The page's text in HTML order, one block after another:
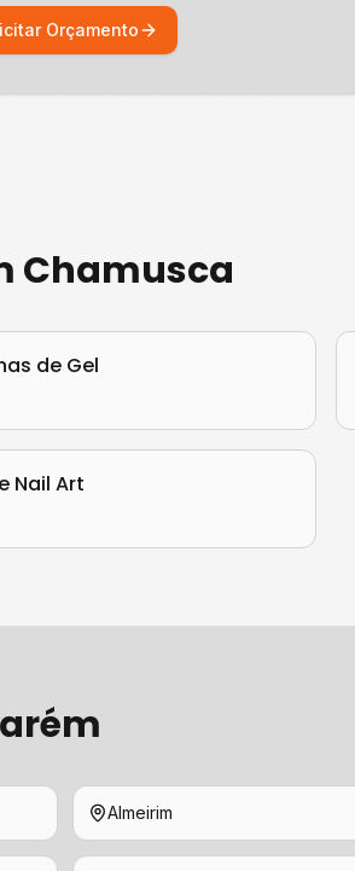
Orçamento
Chamusca
de Gel
Nail Art
Almeirim